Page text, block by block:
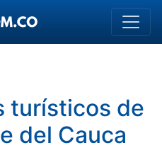
turísticos de
del Cauca